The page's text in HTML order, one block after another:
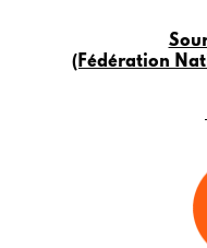
(Fédération